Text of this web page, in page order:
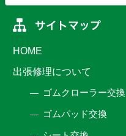
HOME
出張修理について
ゴムクローラー交換
ゴムパッド交換